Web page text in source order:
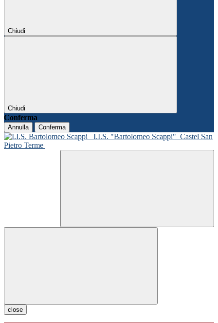
Chiudi
Chiudi
Conferma
Annulla Conferma
I.I.S. "Bartolomeo Scappi" Castel San
Pietro Terme
close